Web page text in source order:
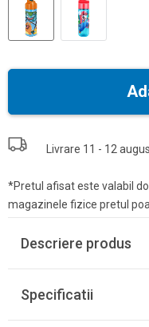
Livrare 11 - 12
*Pretul afisat este valabil
magazinele fizice pretul
Descriere produs
Specificatii